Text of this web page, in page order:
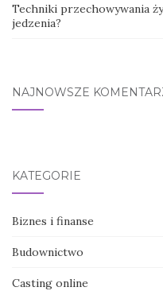
Techniki przechowywania
jedzenia?
NAJNOWSZE
KATEGORIE
Biznes i finanse
Budownictwo
Casting online